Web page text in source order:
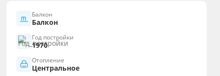
Балкон
Балкон
Год постройки
1970
Отопление
Центральное